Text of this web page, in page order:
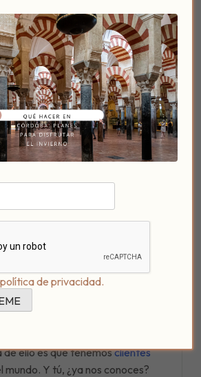
, finalizada en1998, yuna vez
se haconvertidoen una
culturales más importantes
celebrándoseconciertos,
actividades.
siempre me sorprende:
joyas como la iglesia de la
de post de
¿Quieres conocer el resto de las
de la ciudad
bonita
y algunos de los
una maravilla.
de ello es que tenemosclientes
mundo. Y tú, ¿ya nos conoces?
política de privacidad.